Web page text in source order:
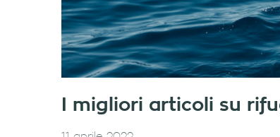
I migliori articoli su